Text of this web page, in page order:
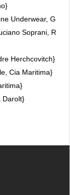
Underwear, G
Soprani, R
Herchcovitch}
Cia Maritima}
Darolt}